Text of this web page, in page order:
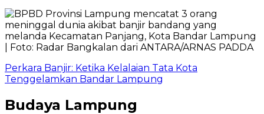
Perkara Banjir: Ketika Kelalaian Tata Kota
Tenggelamkan Bandar Lampung
Budaya Lampung